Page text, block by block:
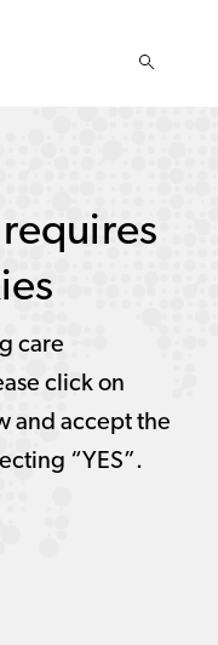
care
click on
and accept the
“YES”.